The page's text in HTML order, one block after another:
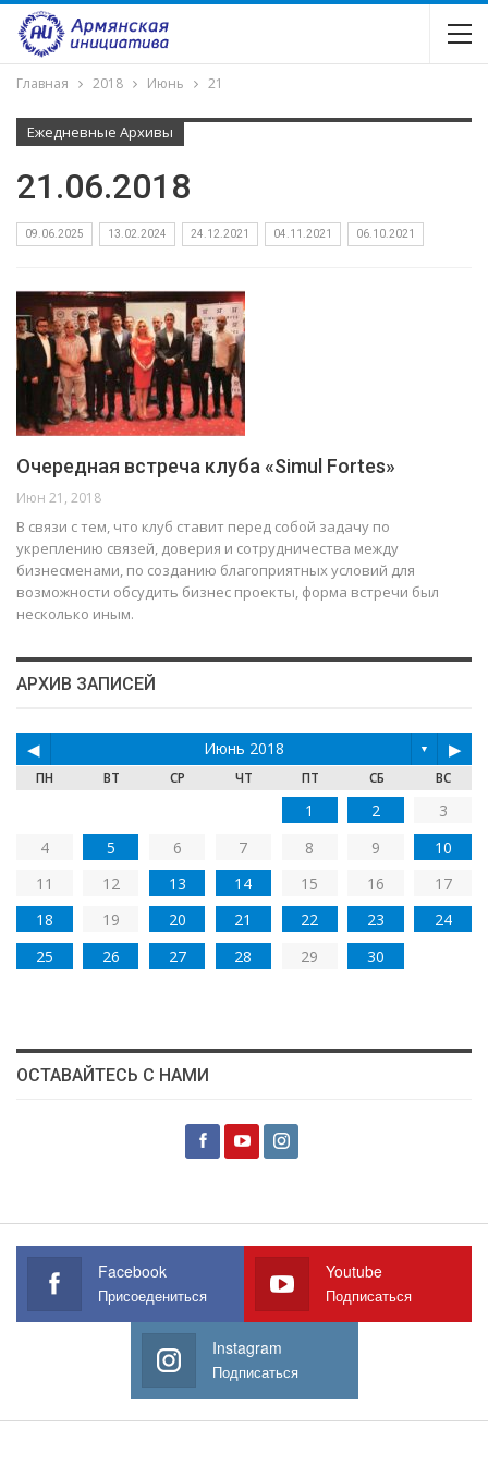
Главная 2018 Июнь 21
Ежедневные Архивы
21.06.2018
09.06.2025 13.02.2024 24.12.2021 04.11.2021 06.10.2021
Очередная встреча клуба «Simul Fortes»
Июн 21, 2018
В связи с тем, что клуб ставит перед собой задачу по
укреплению связей, доверия и сотрудничества между
бизнесменами, по созданию благоприятных условий для
возможности обсудить бизнес проекты, форма встречи был
несколько иным.
АРХИВ ЗАПИСЕЙ
◀ Июнь 2018 ▼ ▶
ПН ВТ СР ЧТ ПТ СБ ВС
1 2
3
4
5 6 7 8 9
10
11
12 13 14 15 16
17
18
19 20 21 22 23
24
25
26 27 28 29 30
ОСТАВАЙТЕСЬ С НАМИ
Facebook
Присоедениться
Youtube
Подписаться
Instagram
Подписаться